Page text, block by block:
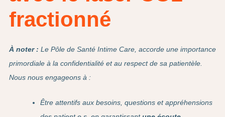
fractionné
À noter : Le Pôle de Santé Intime Care, accorde une importance
primordiale à la confidentialité et au respect de sa patientèle.
Nous nous engageons à :
Être attentifs aux besoins, questions et appréhensions